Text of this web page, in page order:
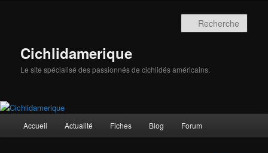
Cichlidamerique
Le site spécialisé des passionnés de cichlidés américains.
principal
Accueil Actualité Fiches Blog Forum